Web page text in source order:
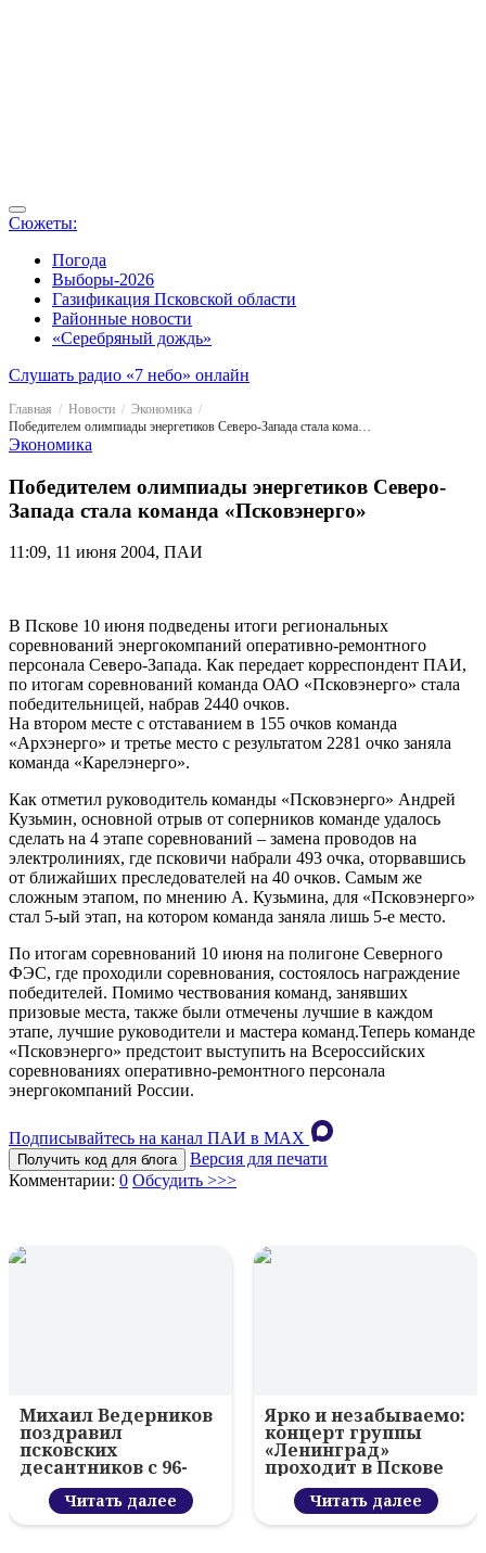
Сюжеты:
Погода
Выборы-2026
Газификация Псковской области
Районные новости
«Серебряный дождь»
Слушать радио «7 небо» онлайн
Главная Новости
Экономика
Победителем олимпиады энергетиков Северо-Запада стала команда «Псковэнерго»
Экономика
Победителем олимпиады энергетиков Северо-
Запада стала команда «Псковэнерго»
11:09, 11 июня 2004, ПАИ
В Пскове 10 июня подведены итоги региональных
соревнований энергокомпаний оперативно-ремонтного
персонала Северо-Запада. Как передает корреспондент ПАИ,
по итогам соревнований команда ОАО «Псковэнерго» стала
победительницей, набрав 2440 очков.
На втором месте с отставанием в 155 очков команда
«Архэнерго» и третье место с результатом 2281 очко заняла
команда «Карелэнерго».
Как отметил руководитель команды «Псковэнерго» Андрей
Кузьмин, основной отрыв от соперников команде удалось
сделать на 4 этапе соревнований – замена проводов на
электролиниях, где псковичи набрали 493 очка, оторвавшись
от ближайших преследователей на 40 очков. Самым же
сложным этапом, по мнению А. Кузьмина, для «Псковэнерго»
стал 5-ый этап, на котором команда заняла лишь 5-е место.
По итогам соревнований 10 июня на полигоне Северного
ФЭС, где проходили соревнования, состоялось награждение
победителей. Помимо чествования команд, занявших
призовые места, также были отмечены лучшие в каждом
этапе, лучшие руководители и мастера команд.Теперь команде
«Псковэнерго» предстоит выступить на Всероссийских
соревнованиях оперативно-ремонтного персонала
энергокомпаний России.
Подписывайтесь на канал ПАИ в MAХ
Получить код для блога
Версия для печати
Комментарии: 0 Обсудить >>>
Михаил Ведерников
поздравил
псковских
десантников с 96-
летием ВДВ и
вручил награды
Читать далее
Ярко и незабываемо:
концерт группы
«Ленинград»
проходит в Пскове
Читать далее